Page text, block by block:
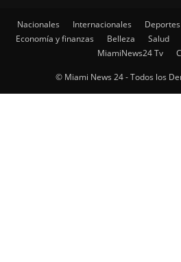
Nacionales Internacionales Deportes
Economía y finanzas
Belleza Salud
MiamiNews24 Tv
© Miami News 24 - Todos los